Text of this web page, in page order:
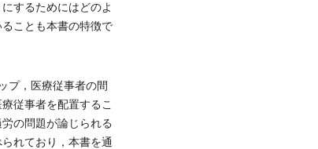
するためにはどのよ
ことも本書の特徴で
プ，医療従事者の間
従事者を配置するこ
の問題が論じられる
れており，本書を通